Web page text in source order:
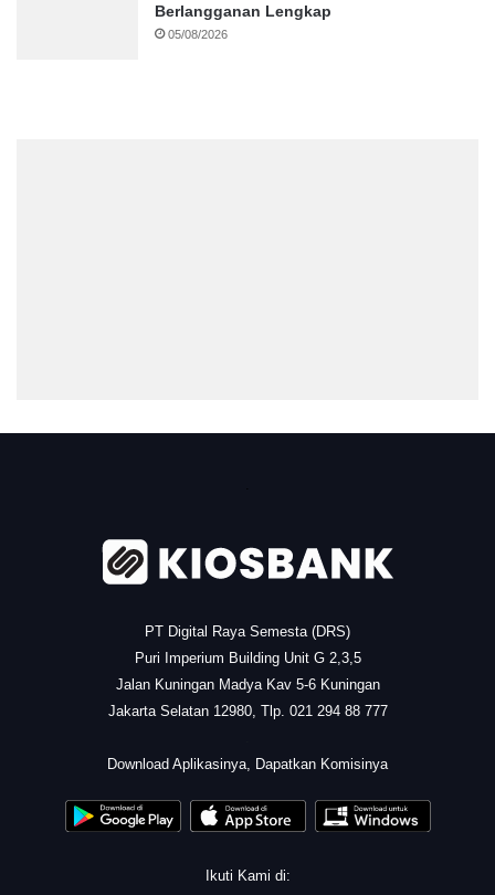
Berlangganan Lengkap
05/08/2026
PT Digital Raya Semesta (DRS)
Puri Imperium Building Unit G 2,3,5
Jalan Kuningan Madya Kav 5-6 Kuningan
Jakarta Selatan 12980, Tlp. 021 294 88 777
Download Aplikasinya, Dapatkan Komisinya
Ikuti Kami di: